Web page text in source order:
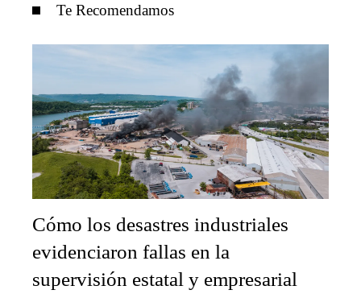
Te Recomendamos
Cómo los desastres industriales
evidenciaron fallas en la
supervisión estatal y empresarial